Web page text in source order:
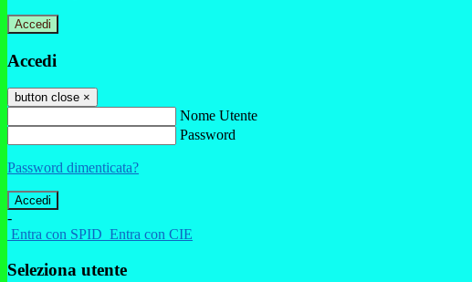
Accedi
Accedi
button close ×
Nome Utente
Password
Password dimenticata?
-
Entra con SPID Entra con CIE
Seleziona utente